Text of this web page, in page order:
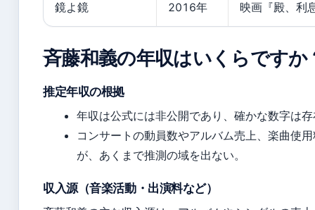
鏡よ鏡 2016年 映画『殿、利
斉藤和義の年収はいくらですか
推定年収の根拠
年収は公式には非公開であり、確かな数字は
コンサートの動員数やアルバム売上、楽曲使
が、あくまで推測の域を出ない。
収入源（音楽活動・出演料など）